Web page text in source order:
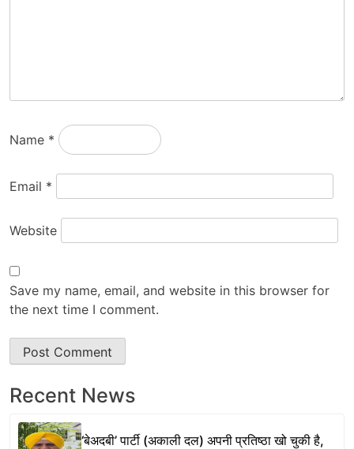
Name *
Email *
Website
Save my name, email, and website in this browser for
the next time I comment.
Recent News
‘बेअदबी’ पार्टी (अकाली दल) अपनी प्रतिष्ठा खो चुकी है,